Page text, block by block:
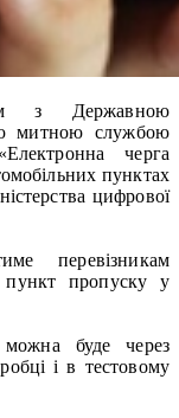
з Державною
митною службою
черга
пунктах
цифрової
перевізникам
пункт пропуску у
можна буде через
і в тестовому